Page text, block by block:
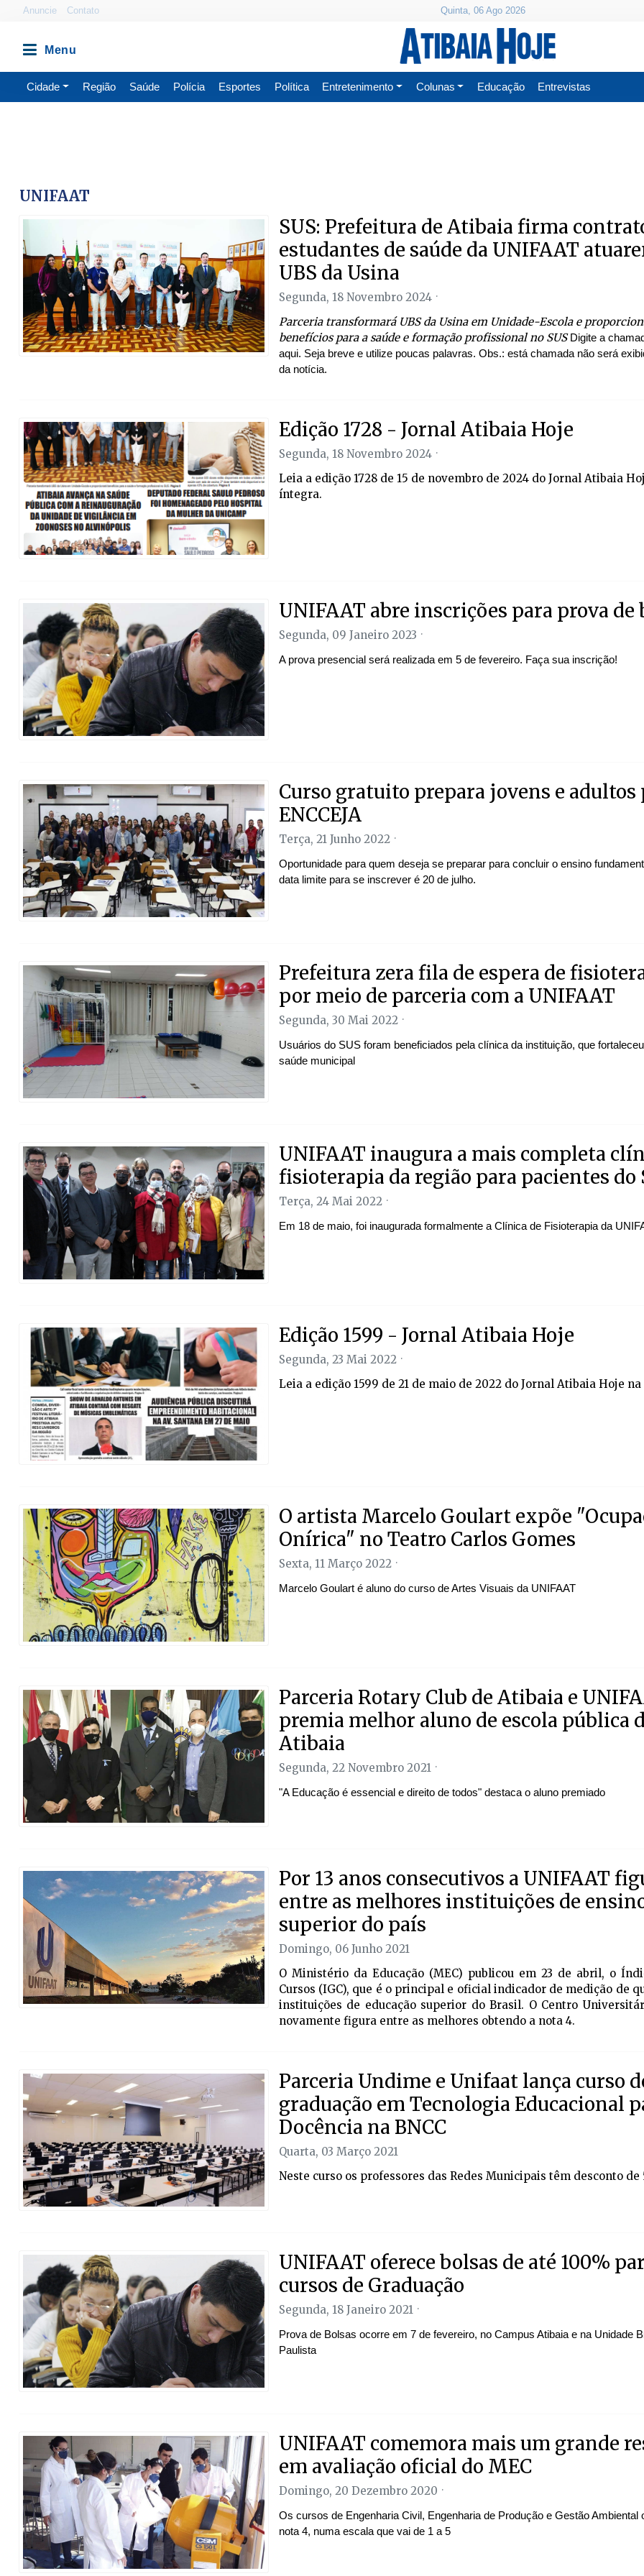
Anuncie Contato Quinta, 06 Ago 2026
Cidade Região Saúde Polícia Esportes Política Entretenimento Colunas Educação Entrevistas
UNIFAAT
SUS: Prefeitura de Atibaia firma
estudantes de saúde da UNIFAAT
UBS da Usina
Segunda, 18 Novembro 2024
Parceria transformará UBS da Usina em Unidade-Escola e
benefícios para a saúde e formação profissional no SUSDigite a
aqui. Seja breve e utilize poucas palavras. Obs.: está chamada não será
da notícia.
Edição 1728 - Jornal Atibaia Hoje
Segunda, 18 Novembro 2024
Leia a edição 1728 de 15 de novembro de 2024 do Jornal Atibaia
íntegra.
UNIFAAT abre inscrições para prova de
Segunda, 09 Janeiro 2023
A prova presencial será realizada em 5 de fevereiro. Faça sua inscrição!
Curso gratuito prepara jovens e adultos
ENCCEJA
Terça, 21 Junho 2022
Oportunidade para quem deseja se preparar para concluir o ensino
data limite para se inscrever é 20 de julho.
Prefeitura zera fila de espera de
por meio de parceria com a UNIFAAT
Segunda, 30 Mai 2022
Usuários do SUS foram beneficiados pela clínica da instituição, que
saúde municipal
UNIFAAT inaugura a mais completa
fisioterapia da região para pacientes do
Terça, 24 Mai 2022
Em 18 de maio, foi inaugurada formalmente a Clínica de Fisioterapia da
Edição 1599 - Jornal Atibaia Hoje
Segunda, 23 Mai 2022
Leia a edição 1599 de 21 de maio de 2022 do Jornal Atibaia Hoje
O artista Marcelo Goulart expõe
Onírica" no Teatro Carlos Gomes
Sexta, 11 Março 2022
Marcelo Goulart é aluno do curso de Artes Visuais da UNIFAAT
Parceria Rotary Club de Atibaia e
premia melhor aluno de escola pública
Atibaia
Segunda, 22 Novembro 2021
"A Educação é essencial e direito de todos" destaca o aluno premiado
Por 13 anos consecutivos a UNIFAAT
entre as melhores instituições de
superior do país
Domingo, 06 Junho 2021
O Ministério da Educação (MEC) publicou em 23 de abril, o
Cursos (IGC), que é o principal e oficial indicador de medição de
instituições de educação superior do Brasil. O Centro
novamente figura entre as melhores obtendo a nota 4.
Parceria Undime e Unifaat lança curso
graduação em Tecnologia Educacional
Docência na BNCC
Quarta, 03 Março 2021
Neste curso os professores das Redes Municipais têm desconto de
UNIFAAT oferece bolsas de até 100%
cursos de Graduação
Segunda, 18 Janeiro 2021
Prova de Bolsas ocorre em 7 de fevereiro, no Campus Atibaia e na Unidade
Paulista
UNIFAAT comemora mais um grande
em avaliação oficial do MEC
Domingo, 20 Dezembro 2020
Os cursos de Engenharia Civil, Engenharia de Produção e Gestão Ambiental
nota 4, numa escala que vai de 1 a 5